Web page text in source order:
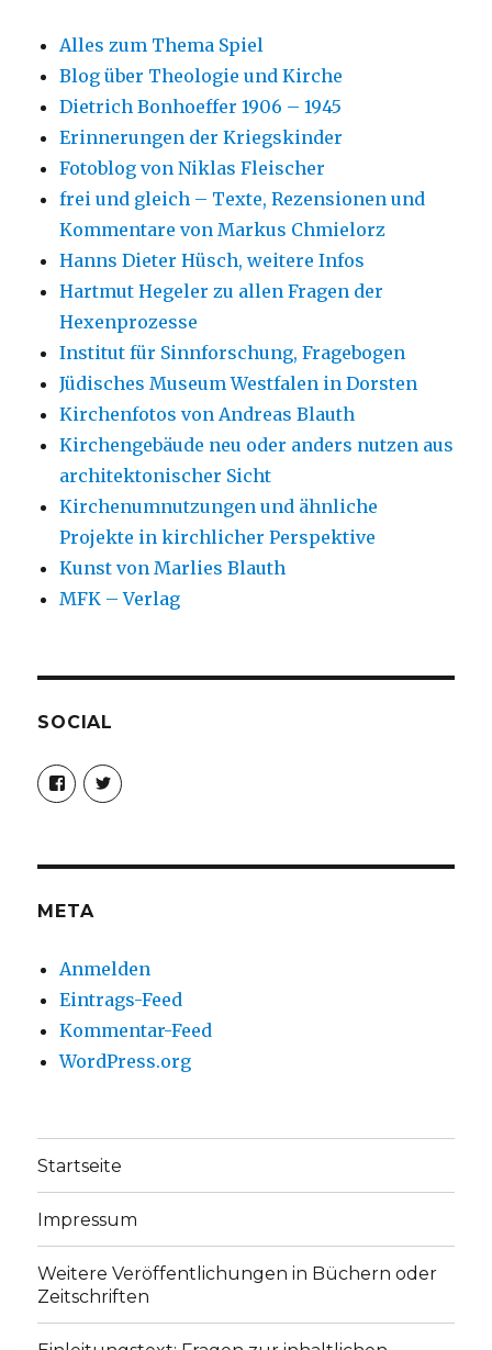
Alles zum Thema Spiel
Blog über Theologie und Kirche
Dietrich Bonhoeffer 1906 – 1945
Erinnerungen der Kriegskinder
Fotoblog von Niklas Fleischer
frei und gleich – Texte, Rezensionen und
Kommentare von Markus Chmielorz
Hanns Dieter Hüsch, weitere Infos
Hartmut Hegeler zu allen Fragen der
Hexenprozesse
Institut für Sinnforschung, Fragebogen
Jüdisches Museum Westfalen in Dorsten
Kirchenfotos von Andreas Blauth
Kirchengebäude neu oder anders nutzen aus
architektonischer Sicht
Kirchenumnutzungen und ähnliche
Projekte in kirchlicher Perspektive
Kunst von Marlies Blauth
MFK – Verlag
SOCIAL
Profil
von
christoph.fleischer1
anzeigen
Profil
von
anzeigen
META
Anmelden
Eintrags-Feed
Kommentar-Feed
WordPress.org
Startseite
Impressum
Weitere Veröffentlichungen in Büchern oder
Zeitschriften